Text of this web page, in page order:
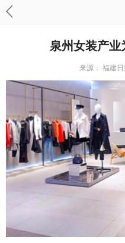
泉州女装产
来源： 福建日